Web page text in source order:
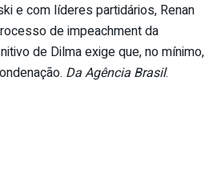
e com líderes partidários, Renan
de impeachment da
de Dilma exige que, no mínimo,
Da Agência Brasil.